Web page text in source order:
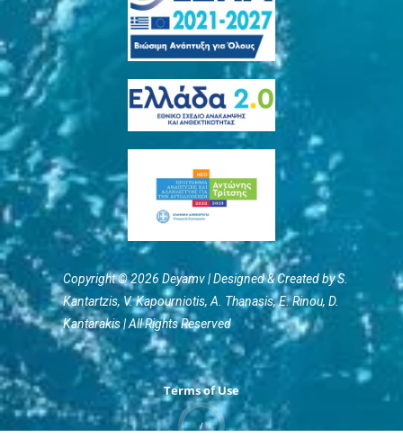
Copyright © 2026 Deyamv | Designed & Created by S.
Kantartzis, V. Kapourniotis, Α. Thanasis, E. Rinou, D.
Kantarakis | All Rights Reserved
Terms of Use
/